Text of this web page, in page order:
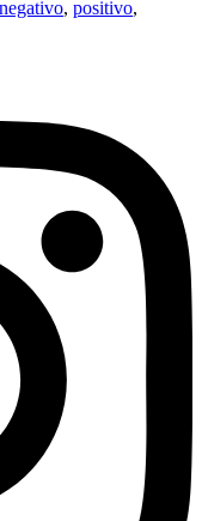
negativo, positivo,